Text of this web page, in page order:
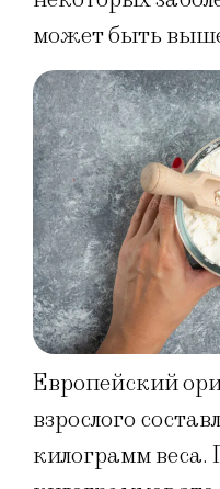
может быть
Европейский
взрослого
килограмм веса.